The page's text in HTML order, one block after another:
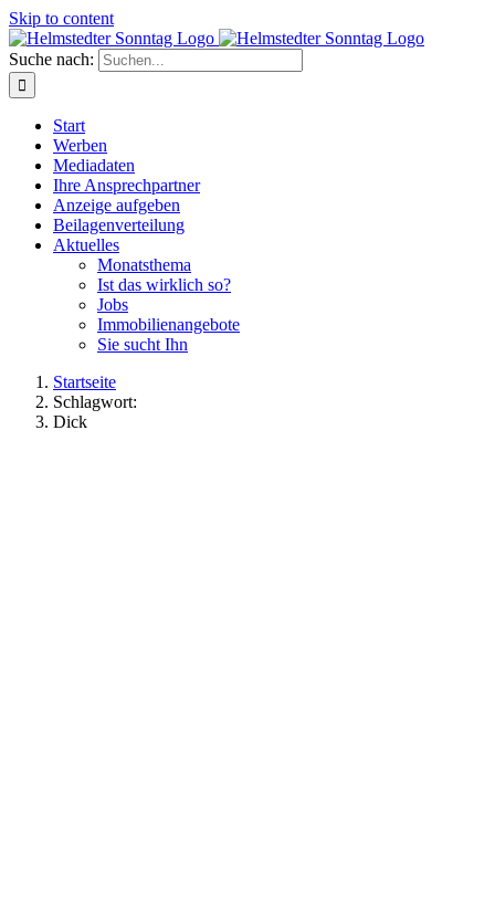
Skip to content
Suche nach:
Start
Werben
Mediadaten
Ihre Ansprechpartner
Anzeige aufgeben
Beilagenverteilung
Aktuelles
Monatsthema
Ist das wirklich so?
Jobs
Immobilienangebote
Sie sucht Ihn
Startseite
Schlagwort:
Dick